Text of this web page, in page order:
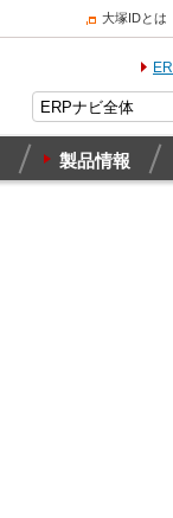
大塚IDとは
製品情報